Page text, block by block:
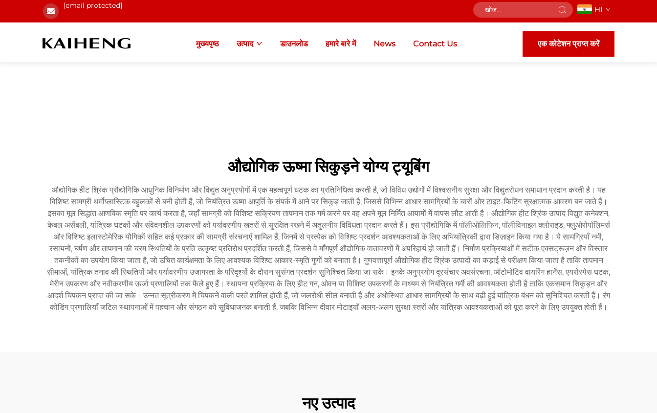
[email protected] HI
मुख्यपृष्ठ उत्पाद डाउनलोड हमारे बारे में News Contact Us एक कोटेशन प्राप्त करें
औद्योगिक ऊष्मा सिकुड़ने योग्य ट्यूबिंग
औद्योगिक हीट श्रिंक प्रौद्योगिकि आधुनिक विनिर्माण और विद्युत अनुप्रयोगों में एक महत्वपूर्ण घटक का प्रतिनिधित्व करती है, जो विविध उद्योगों में विश्वसनीय सुरक्षा और विद्युतरोधन समाधान प्रदान करती है। यह
विशिष्ट सामग्री थर्मोप्लास्टिक बहुलकों से बनी होती है, जो नियंत्रित ऊष्मा आपूर्ति के संपर्क में आने पर सिकुड़ जाती है, जिससे विभिन्न आधार सामग्रियों के चारों ओर टाइट-फिटिंग सुरक्षात्मक आवरण बन जाते हैं।
इसका मूल सिद्धांत आणविक स्मृति पर कार्य करता है, जहाँ सामग्री को विशिष्ट सक्रियण तापमान तक गर्म करने पर वह अपने मूल निर्मित आयामों में वापस लौट आती है। औद्योगिक हीट श्रिंक उत्पाद विद्युत कनेक्शन,
केबल असेंबली, यांत्रिक घटकों और संवेदनशील उपकरणों को पर्यावरणीय खतरों से सुरक्षित रखने में अतुलनीय विविधता प्रदान करते हैं। इस प्रौद्योगिकि में पॉलीओलिफिन, पॉलीविनाइल क्लोराइड, फ्लुओरोपॉलिमर्स
और विशिष्ट इलास्टोमेरिक यौगिकों सहित कई प्रकार की सामग्री संरचनाएँ शामिल हैं, जिनमें से प्रत्येक को विशिष्ट प्रदर्शन आवश्यकताओं के लिए अभियांत्रिकी द्वारा डिज़ाइन किया गया है। ये सामग्रियाँ नमी,
रसायनों, घर्षण और तापमान की चरम स्थितियों के प्रति उत्कृष्ट प्रतिरोध प्रदर्शित करती हैं, जिससे वे माँगपूर्ण औद्योगिक वातावरणों में अपरिहार्य हो जाती हैं। निर्माण प्रक्रियाओं में सटीक एक्सट्रूज़न और विस्तार
तकनीकों का उपयोग किया जाता है, जो उचित कार्यक्षमता के लिए आवश्यक विशिष्ट आकार-स्मृति गुणों को बनाता है। गुणवत्तापूर्ण औद्योगिक हीट श्रिंक उत्पादों का कड़ाई से परीक्षण किया जाता है ताकि तापमान
सीमाओं, यांत्रिक तनाव की स्थितियों और पर्यावरणीय उजागरता के परिदृश्यों के दौरान सुसंगत प्रदर्शन सुनिश्चित किया जा सके। इनके अनुप्रयोग दूरसंचार अवसंरचना, ऑटोमोटिव वायरिंग हार्नेस, एयरोस्पेस घटक,
मेरीन उपकरण और नवीकरणीय ऊर्जा प्रणालियों तक फैले हुए हैं। स्थापना प्रक्रिया के लिए हीट गन, ओवन या विशिष्ट उपकरणों के माध्यम से नियंत्रित गर्मी की आवश्यकता होती है ताकि एकसमान सिकुड़न और
आदर्श चिपकन प्राप्त की जा सके। उन्नत सूत्रीकरण में चिपकने वाली परतें शामिल होती हैं, जो जलरोधी सील बनाती हैं और अधोस्थित आधार सामग्रियों के साथ बढ़ी हुई यांत्रिक बंधन को सुनिश्चित करती हैं। रंग
कोडिंग प्रणालियाँ जटिल स्थापनाओं में पहचान और संगठन को सुविधाजनक बनाती हैं, जबकि विभिन्न दीवार मोटाइयाँ अलग-अलग सुरक्षा स्तरों और यांत्रिक आवश्यकताओं को पूरा करने के लिए उपयुक्त होती हैं।
नए उत्पाद